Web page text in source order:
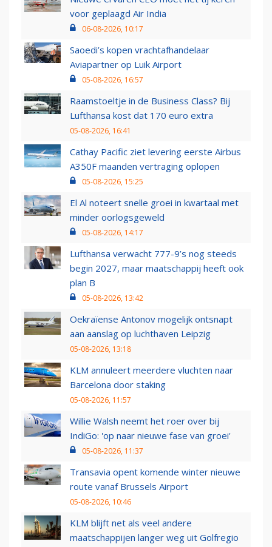
voor geplaagd Air India
06-08-2026, 10:17
Saoedi’s kopen vrachtafhandelaar
Aviapartner op Luik Airport
05-08-2026, 16:57
Raamstoeltje in de Business Class? Bij
Lufthansa kost dat 170 euro extra
05-08-2026, 16:41
Cathay Pacific ziet levering eerste Airbus
A350F maanden vertraging oplopen
05-08-2026, 15:25
El Al noteert snelle groei in kwartaal met
minder oorlogsgeweld
05-08-2026, 14:17
Lufthansa verwacht 777-9’s nog steeds
begin 2027, maar maatschappij heeft ook
plan B
05-08-2026, 13:42
Oekraïense Antonov mogelijk ontsnapt
aan aanslag op luchthaven Leipzig
05-08-2026, 13:18
KLM annuleert meerdere vluchten naar
Barcelona door staking
05-08-2026, 11:57
Willie Walsh neemt het roer over bij
IndiGo: 'op naar nieuwe fase van groei'
05-08-2026, 11:37
Transavia opent komende winter nieuwe
route vanaf Brussels Airport
05-08-2026, 10:46
KLM blijft net als veel andere
maatschappijen langer weg uit Golfregio